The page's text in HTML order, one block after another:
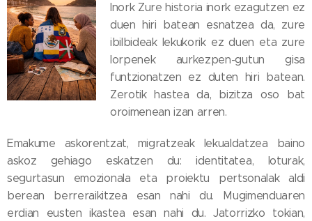
Inork Zure historia inork ezagutzen ez
duen hiri batean esnatzea da, zure
ibilbideak lekukorik ez duen eta zure
lorpenek aurkezpen-gutun gisa
funtzionatzen ez duten hiri batean.
Zerotik hastea da, bizitza oso bat
oroimenean izan arren.
Emakume askorentzat, migratzeak lekualdatzea baino
askoz gehiago eskatzen du: identitatea, loturak,
segurtasun emozionala eta proiektu pertsonalak aldi
berean berreraikitzea esan nahi du. Mugimenduaren
erdian eusten ikastea esan nahi du. Jatorrizko tokian,